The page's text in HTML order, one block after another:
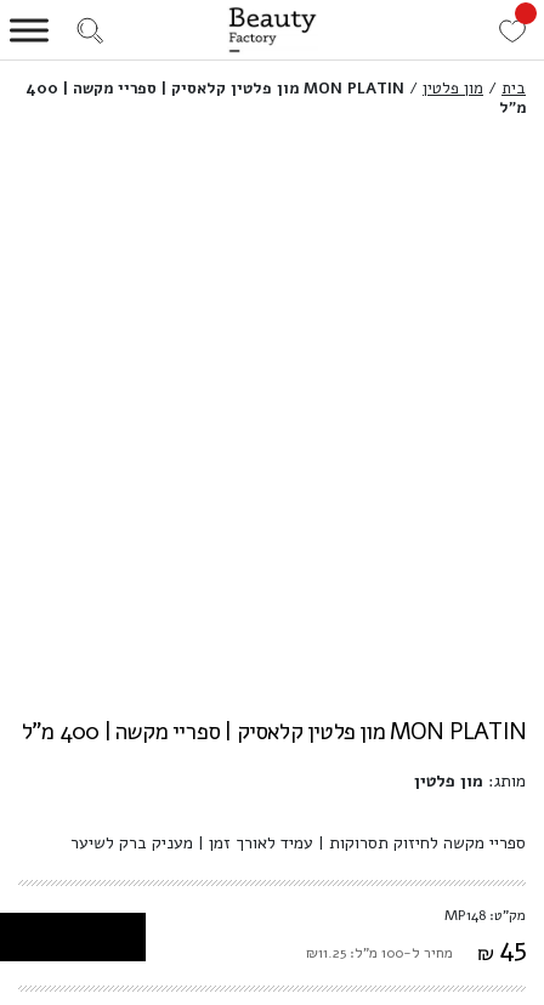
בית / מון פלטין /
MON PLATIN מון פלטין קלאסיק | ספריי מקשה | 400
מ”ל
MON PLATIN מון פלטין קלאסיק | ספריי מקשה | 400 מ"ל
מותג: מון פלטין
ספריי מקשה לחיזוק תסרוקות | עמיד לאורך זמן | מעניק ברק לשיער
מק"ט: MP148
₪ 45 מחיר ל-100 מ"ל: ₪11.25